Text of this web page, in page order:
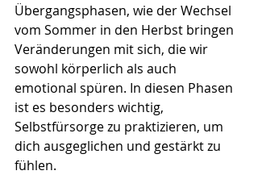
Übergangsphasen, wie der Wechsel
vom Sommer in den Herbst bringen
Veränderungen mit sich, die wir
sowohl körperlich als auch
emotional spüren. In diesen Phasen
ist es besonders wichtig,
Selbstfürsorge zu praktizieren, um
dich ausgeglichen und gestärkt zu
fühlen.